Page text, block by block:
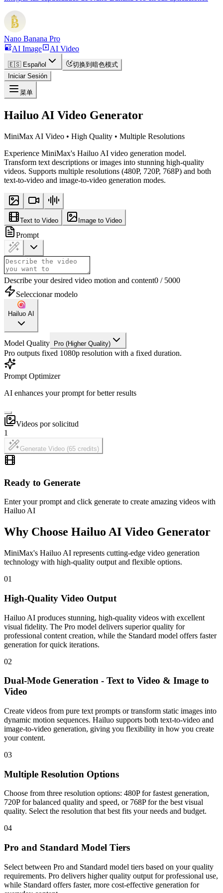
Nano Banana Pro
AI Image
AI Video
🇪🇸 Español
切换到暗色模式
Iniciar Sesión
菜单
Hailuo AI Video Generator
MiniMax AI Video • High Quality • Multiple Resolutions
Experience MiniMax's Hailuo AI video generation model.
Transform text descriptions or images into stunning high-quality
videos. Supports multiple resolutions (480P, 720P, 768P) and both
text-to-video and image-to-video generation modes.
Text to Video Image to Video
Prompt
Describe your desired video motion and content0 / 5000
Seleccionar modelo
Hailuo AI
Model Quality Pro (Higher Quality)
Pro outputs fixed 1080p resolution with a fixed duration.
Prompt Optimizer
AI enhances your prompt for better results
Videos por solicitud
1
Generate Video (65 credits)
Ready to Generate
Enter your prompt and click generate to create amazing videos with
Hailuo AI
Why Choose Hailuo AI Video Generator
MiniMax's Hailuo AI represents cutting-edge video generation
technology with high-quality output and flexible options.
01
High-Quality Video Output
Hailuo AI produces stunning, high-quality videos with excellent
visual fidelity. The Pro model delivers superior quality for
professional content creation, while the Standard model offers faster
generation for quick iterations.
02
Dual-Mode Generation - Text to Video & Image to
Video
Create videos from pure text prompts or transform static images into
dynamic motion sequences. Hailuo supports both text-to-video and
image-to-video generation, giving you flexibility in how you create
your content.
03
Multiple Resolution Options
Choose from three resolution options: 480P for fastest generation,
720P for balanced quality and speed, or 768P for the best visual
quality. Select the resolution that best fits your needs and budget.
04
Pro and Standard Model Tiers
Select between Pro and Standard model tiers based on your quality
requirements. Pro delivers higher quality output for professional use,
while Standard offers faster, more cost-effective generation for